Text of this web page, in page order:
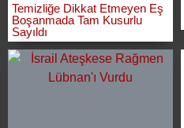
Temizliğe Dikkat Etmeyen Eş
Boşanmada Tam Kusurlu
Sayıldı